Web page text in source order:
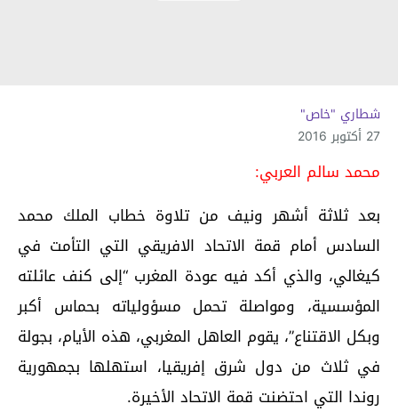
شطاري "خاص"
27 أكتوبر 2016
محمد سالم العربي:
بعد ثلاثة أشهر ونيف من تلاوة خطاب الملك محمد
السادس أمام قمة الاتحاد الافريقي التي التأمت في
كيغالي، والذي أكد فيه عودة المغرب “إلى كنف عائلته
المؤسسية، ومواصلة تحمل مسؤولياته بحماس أكبر
وبكل الاقتناع”، يقوم العاهل المغربي، هذه الأيام، بجولة
في ثلاث من دول شرق إفريقيا، استهلها بجمهورية
روندا التي احتضنت قمة الاتحاد الأخيرة.